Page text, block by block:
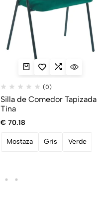
(0)
Silla de Comedor Tapizada
Tina
€ 70.18
Mostaza Gris Verde